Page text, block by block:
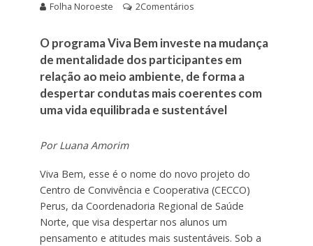
Folha Noroeste 2Comentários
O programa Viva Bem investe na mudança
de mentalidade dos participantes em
relação ao meio ambiente, de forma a
despertar condutas mais coerentes com
uma vida equilibrada e sustentável
Por Luana Amorim
Viva Bem, esse é o nome do novo projeto do
Centro de Convivência e Cooperativa (CECCO)
Perus, da Coordenadoria Regional de Saúde
Norte, que visa despertar nos alunos um
pensamento e atitudes mais sustentáveis. Sob a